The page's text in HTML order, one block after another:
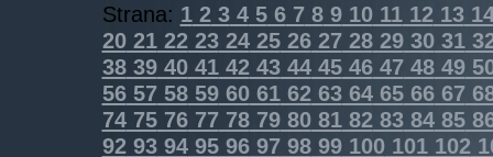
Strana: 12345678910111213
202122232425262728293031
383940414243444546474849
565758596061626364656667
747576777879808182838485
9293949596979899100101102